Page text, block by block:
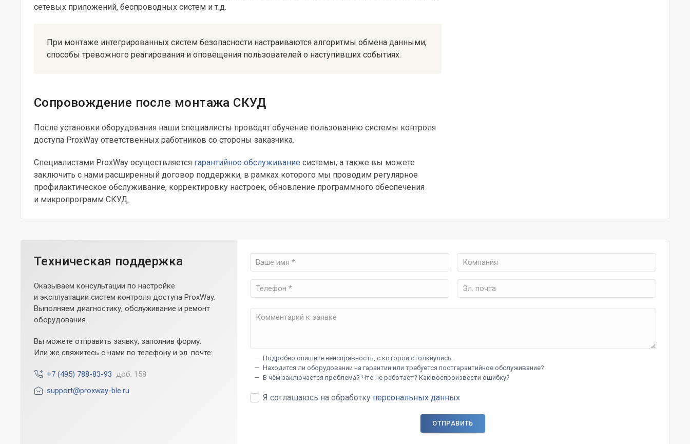
сетевых приложений, беспроводных систем и т.д.
При монтаже интегрированных систем безопасности настраиваются алгоритмы обмена данными,
способы тревожного реагирования и оповещения пользователей о наступивших событиях.
Сопровождение после монтажа СКУД
После установки оборудования наши специалисты проводят обучение пользованию системы контроля
доступа ProxWay ответственных работников со стороны заказчика.
Специалистами ProxWay осуществляется гарантийное обслуживание системы, а также вы можете
заключить с нами расширенный договор поддержки, в рамках которого мы проводим регулярное
профилактическое обслуживание, корректировку настроек, обновление программного обеспечения
и микропрограмм СКУД.
Техническая поддержка
Оказываем консультации по настройке
и эксплуатации систем контроля доступа ProxWay.
Выполняем диагностику, обслуживание и ремонт
оборудования.
Вы можете отправить заявку, заполнив форму.
Или же свяжитесь с нами по телефону и эл. почте:
+7 (495) 788-83-93 доб. 158
support@proxway-ble.ru
— Подробно опишите неисправность, с которой столкнулись.
— Находится ли оборудовании на гарантии или требуется постгарантийное обслуживание?
— В чём заключается проблема? Что не работает? Как воспроизвести ошибку?
Я соглашаюсь на обработку персональных данных
ОТПРАВИТЬ